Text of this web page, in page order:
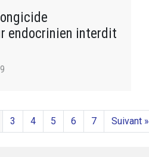
endocrinien interdit
3 4 5 6 7 Suivant »